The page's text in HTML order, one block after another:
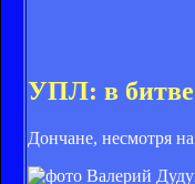
УПЛ: в битве
Дончане, несмотря